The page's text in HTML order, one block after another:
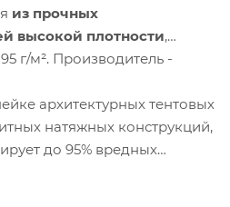
из прочных
высокой плотности,
г/м². Производитель -
архитектурных тентовых
натяжных конструкций,
до 95% вредных